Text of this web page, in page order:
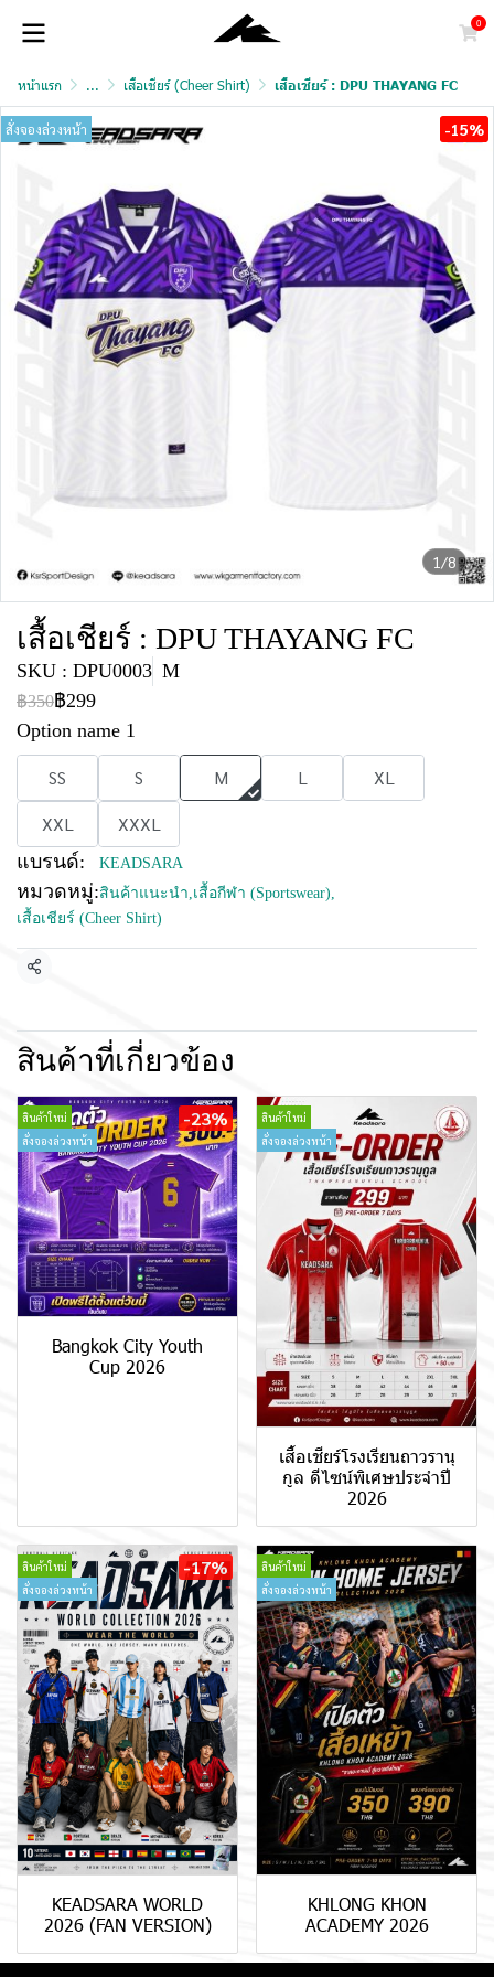
0
หน้าแรก ... เสื้อเชียร์ (Cheer Shirt) เสื้อเชียร์ : DPU THAYANG FC
1/8
สั่งจองล่วงหน้า -15%
เสื้อเชียร์ : DPU THAYANG FC
SKU : DPU0003 M
฿350฿299
Option name 1
SS S M L
XL
XXL
XXXL
แบรนด์: KEADSARA
หมวดหมู่:สินค้าแนะนำ,เสื้อกีฬา (Sportswear),
เสื้อเชียร์ (Cheer Shirt)
แชร์
สินค้าที่เกี่ยวข้อง
สินค้าใหม่
สั่งจองล่วงหน้า
-23%
Bangkok City Youth
Cup 2026
สินค้าใหม่
สั่งจองล่วงหน้า
เสื้อเชียร์โรงเรียนถาวรานุ
กูล ดีไซน์พิเศษประจำปี
2026
สินค้าใหม่
สั่งจองล่วงหน้า
-17%
KEADSARA WORLD
2026 (FAN VERSION)
สินค้าใหม่
สั่งจองล่วงหน้า
KHLONG KHON
ACADEMY 2026